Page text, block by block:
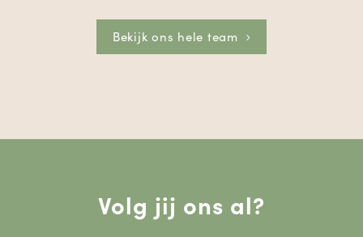
Bekijk ons hele team
Volg jij ons al?